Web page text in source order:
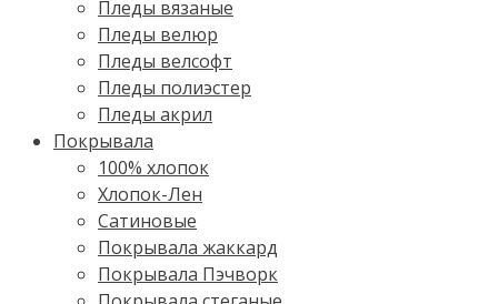
Пледы вязаные
Пледы велюр
Пледы велсофт
Пледы полиэстер
Пледы акрил
Покрывала
100% хлопок
Хлопок-Лен
Сатиновые
Покрывала жаккард
Покрывала Пэчворк